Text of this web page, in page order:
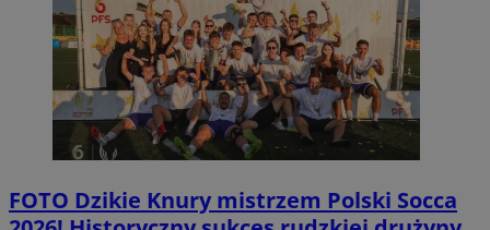
FOTO Dzikie Knury mistrzem Polski Socca